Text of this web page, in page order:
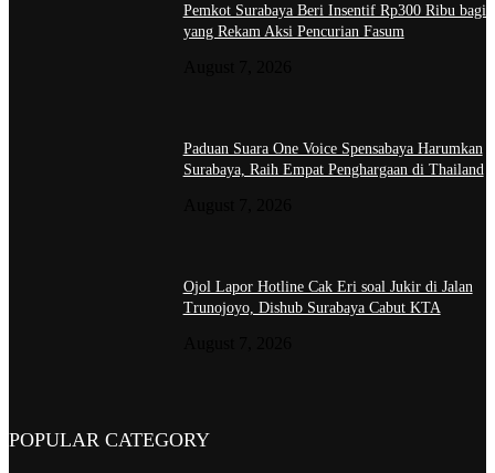
Pemkot Surabaya Beri Insentif Rp300 Ribu bagi
yang Rekam Aksi Pencurian Fasum
Paduan Suara One Voice Spensabaya Harumkan
Surabaya, Raih Empat Penghargaan di Thailand
Ojol Lapor Hotline Cak Eri soal Jukir di Jalan
Trunojoyo, Dishub Surabaya Cabut KTA
POPULAR CATEGORY